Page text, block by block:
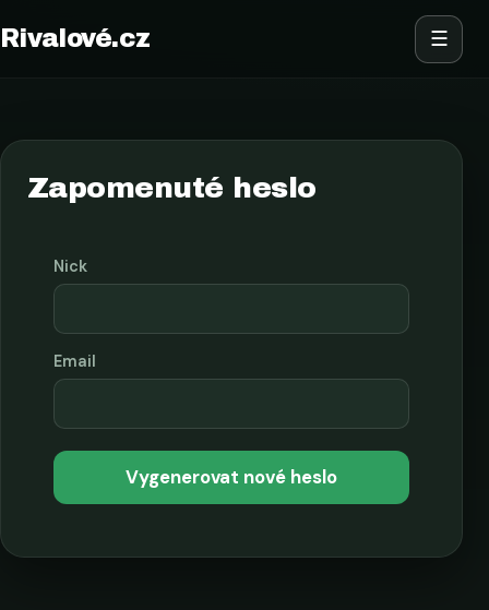
Rivalové.cz ☰
Zapomenuté heslo
Nick
Email
Vygenerovat nové heslo